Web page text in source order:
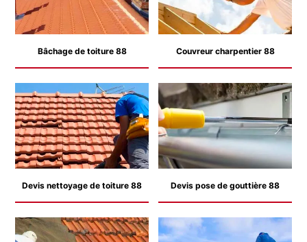
Bâchage de toiture 88 Couvreur charpentier 88
Devis nettoyage de toiture 88 Devis pose de gouttière 88